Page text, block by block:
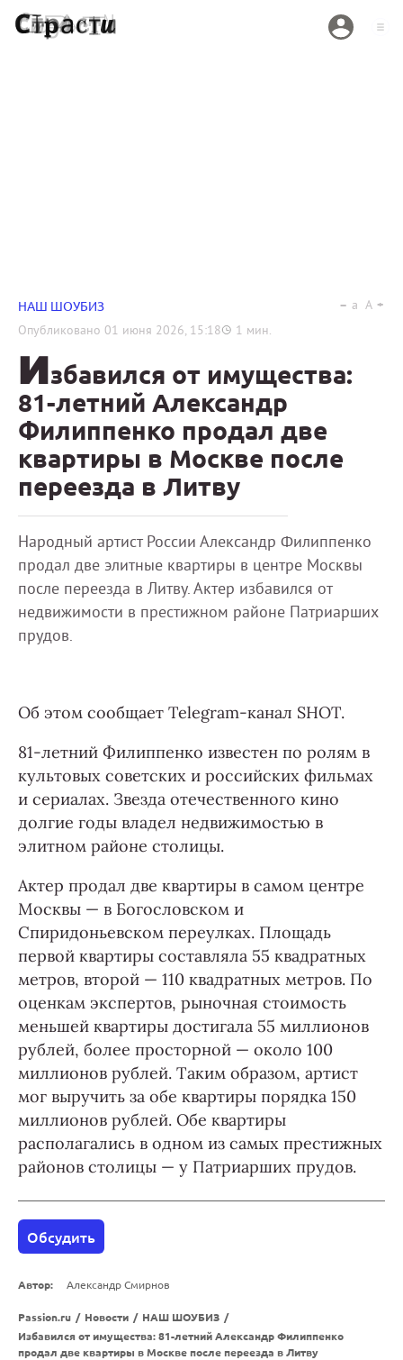
НАШ ШОУБИЗ
Опубликовано 01 июня 2026, 15:18 1 мин.
a A
Избавился от имущества:
81-летний Александр
Филиппенко продал две
квартиры в Москве после
переезда в Литву
Народный артист России Александр Филиппенко
продал две элитные квартиры в центре Москвы
после переезда в Литву. Актер избавился от
недвижимости в престижном районе Патриарших
прудов.
Об этом сообщает Telegram-канал SHOT.
81-летний Филиппенко известен по ролям в
культовых советских и российских фильмах
и сериалах. Звезда отечественного кино
долгие годы владел недвижимостью в
элитном районе столицы.
Актер продал две квартиры в самом центре
Москвы — в Богословском и
Спиридоньевском переулках. Площадь
первой квартиры составляла 55 квадратных
метров, второй — 110 квадратных метров. По
оценкам экспертов, рыночная стоимость
меньшей квартиры достигала 55 миллионов
рублей, более просторной — около 100
миллионов рублей. Таким образом, артист
мог выручить за обе квартиры порядка 150
миллионов рублей. Обе квартиры
располагались в одном из самых престижных
районов столицы — у Патриарших прудов.
Обсудить
Автор: Александр Смирнов
Passion.ru / Новости / НАШ ШОУБИЗ /
Избавился от имущества: 81-летний Александр Филиппенко
продал две квартиры в Москве после переезда в Литву